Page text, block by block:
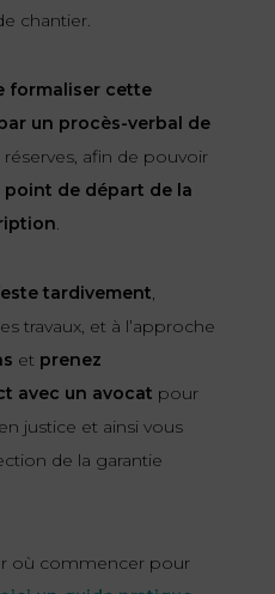
chantier.
formaliser cette
un procès-verbal de
réserves, afin de pouvoir
point de départ de la
.
tardivement,
travaux, et à l’approche
et prenez
avec un avocat pour
justice et ainsi vous
de la garantie
où commencer pour